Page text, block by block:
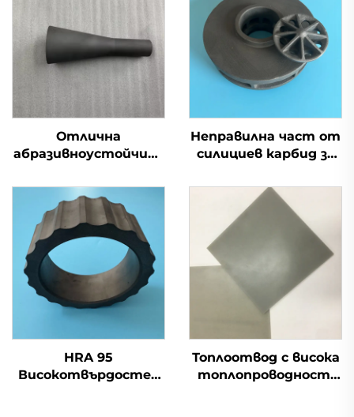
Отлична
абразивноустойчива
карбид и керамична
дюза за
пясъкоструйна
машина
Неправилна част от
силициев карбид за
уплътнения и
компоненти на
HRA 95
Високотвърдостен
Топлоотвод с висока
топлопроводност,